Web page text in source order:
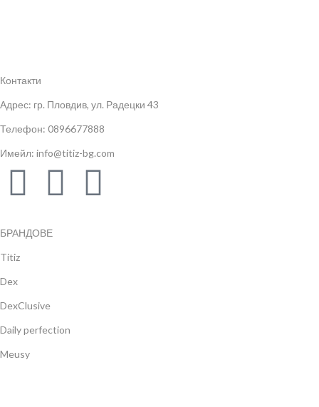
Контакти
Адрес: гр. Пловдив, ул. Радецки 43
Телефон: 0896677888
Имейл: info@titiz-bg.com
БРАНДОВЕ
Titiz
Dex
DexClusive
Daily perfection
Meusy